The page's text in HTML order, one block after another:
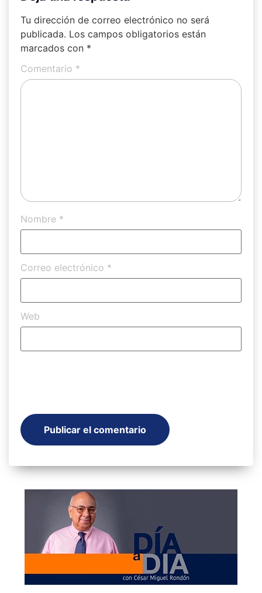
Tu dirección de correo electrónico no será
publicada. Los campos obligatorios están
marcados con *
Comentario *
Nombre *
Correo electrónico *
Web